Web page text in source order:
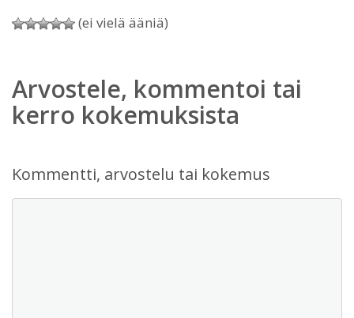
(ei vielä ääniä)
Arvostele, kommentoi tai
kerro kokemuksista
Kommentti, arvostelu tai kokemus